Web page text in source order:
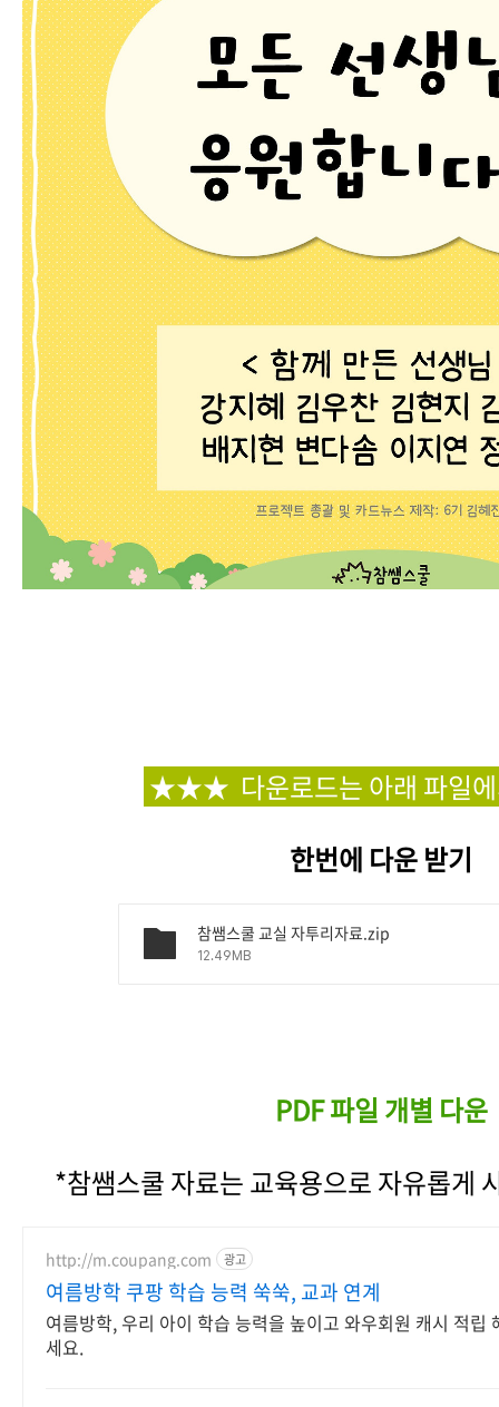
★★★ 다운로드는 아래 파일
한번에 다운 받기
참쌤스쿨 교실 자투리자료.zip
12.49MB
PDF 파일 개별 다운
*참쌤스쿨 자료는 교육용으로 자유롭게
http://m.coupang.com 광고
여름방학 쿠팡 학습 능력 쑥쑥, 교과 연계
여름방학, 우리 아이 학습 능력을 높이고 와우회원 캐시 적립
세요.